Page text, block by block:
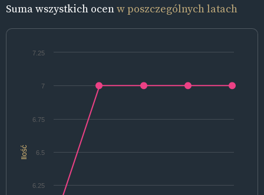
Suma wszystkich ocenw poszczególnych latach
Ilość
6.25
6.5
6.75
7
7.25